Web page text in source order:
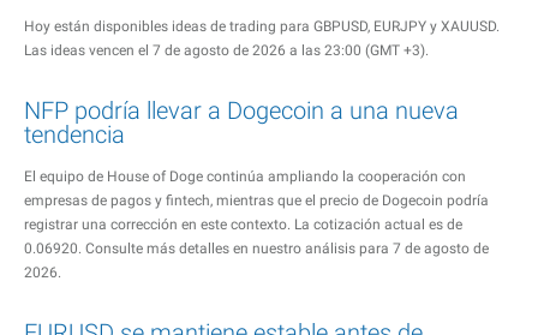
Hoy están disponibles ideas de trading para GBPUSD, EURJPY y XAUUSD.
Las ideas vencen el 7 de agosto de 2026 a las 23:00 (GMT +3).
NFP podría llevar a Dogecoin a una nueva
tendencia
El equipo de House of Doge continúa ampliando la cooperación con
empresas de pagos y fintech, mientras que el precio de Dogecoin podría
registrar una corrección en este contexto. La cotización actual es de
0.06920. Consulte más detalles en nuestro análisis para 7 de agosto de
2026.